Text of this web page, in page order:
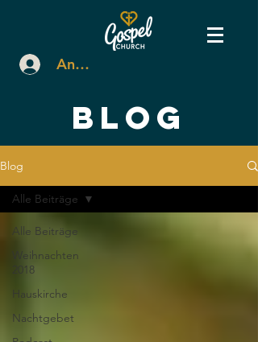
Anmelden
BLOG
Blog
Alle Beiträge
Weihnachten
2018
Hauskirche
Nachtgebet
Alle Beiträge